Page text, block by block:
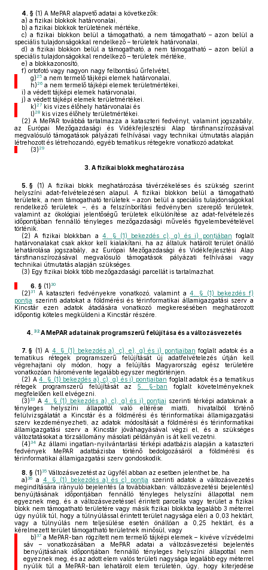
4. § (1) A MePAR alapvető adatai a következők:
a) a fizikai blokkok határvonalai,
b) a fizikai blokkok területének mértéke,
c) a fizikai blokkon belül a támogatható, a nem támogatható – azon belül a
speciális tulajdonságokkal rendelkező – területek határvonalai,
d) a fizikai blokkon belül a támogatható, a nem támogatható – azon belül a
speciális tulajdonságokkal rendelkező – területek mértéke,
e) a blokkazonosító,
f) ortofotó vagy nagyon nagy felbontású űrfelvétel,
g)25a nem termelő tájképi elemek határvonalai,
h)26a nem termelő tájképi elemek területmértékei,
i) a védett tájképi elemek határvonalai,
j) a védett tájképi elemek területmértékei.
k)27kis vizes élőhely határvonalai és
l)28kis vizes élőhely területmértékei.
(2) A MePAR továbbá tartalmazza a kataszteri fedvényt, valamint jogszabály,
az Európai Mezőgazdasági és Vidékfejlesztési Alap társfinanszírozásával
megvalósuló támogatások pályázati felhívásai vagy technikai útmutatás alapján
létrehozott és létrehozandó, egyéb tematikus rétegekre vonatkozó adatokat.
(3)29
3. A fizikai blokk meghatározása
5. § (1) A fizikai blokk meghatározása távérzékeléses és szükség szerint
helyszíni adat-felvételezésen alapul. A fizikai blokkon belül a támogatható
területek, a nem támogatható területek – azon belül a speciális tulajdonságokkal
rendelkező területek –, és a felszínborítási fedvényben szereplő területek,
valamint az ökológiai jelentőségű területek elkülönítése az adat-felvételezés
időpontjában fennálló tényleges mezőgazdasági művelés figyelembevételével
történik.
(2) A fizikai blokkban a4. § (1) bekezdés c), g) és i) pontjában foglalt
határvonalakat csak akkor kell kialakítani, ha az általuk határolt terület önálló
lehatárolása jogszabály, az Európai Mezőgazdasági és Vidékfejlesztési Alap
társfinanszírozásával megvalósuló támogatások pályázati felhívásai vagy
technikai útmutatás alapján szükséges.
(3) Egy fizikai blokk több mezőgazdasági parcellát is tartalmazhat.
6. §(1)30
(2)31 A kataszteri fedvényekre vonatkozó, valamint a4. § (1) bekezdés f)
pontja szerinti adatokat a földmérési és térinformatikai államigazgatási szerv a
Kincstár ezen adatok átadására vonatkozó megkeresésében meghatározott
időpontig köteles megküldeni a Kincstár részére.
4. 32 A MePAR adatainak programszerű felújítása és a változásvezetés
7. § (1) A 4. § (1) bekezdés a), c), e), g) és i) pontjaiban foglalt adatok és a
tematikus rétegek programszerű felújítását új adatfelvételezés útján kell
végrehajtani oly módon, hogy a felújítás Magyarország egész területére
vonatkozóan háromévente legalább egyszer megtörténjen.
(2) A4. § (1) bekezdés a), c), g) és i) pontjaiban foglalt adatok és a tematikus
rétegek programszerű felújítását az 5. §-ban foglalt követelményeknek
megfelelően kell elvégezni.
(3)33 A4. § (1) bekezdés a), c), g) és i) pontjai szerinti térképi adatoknak a
tényleges helyszíni állapottól való eltérése miatti, hivatalból történő
felülvizsgálatát a Kincstár és a földmérési és térinformatikai államigazgatási
szerv kezdeményezheti, az adatok módosítását a földmérési és térinformatikai
államigazgatási szerv a Kincstár jóváhagyásával végzi el, és a szükséges
változtatásokat a törzsállomány másolati példányán is át kell vezetni.
(4)34 Az állami ingatlan-nyilvántartási térképi adatbázis alapján a kataszteri
fedvények MePAR adatbázisba történő bedolgozásáról a földmérési és
térinformatikai államigazgatási szerv gondoskodik.
8. § (1)35 Változásvezetést az ügyfél abban az esetben jelenthet be, ha
a)36 a 4. § (1) bekezdés a) és c) pontja szerinti adatok a változásvezetés
megindítására irányuló bejelentés (a továbbiakban: változásvezetési bejelentés)
benyújtásának időpontjában fennálló tényleges helyszíni állapottal nem
egyeznek meg, és a változásvezetéssel érintett parcella vagy terület a fizikai
blokk nem támogatható területére vagy másik fizikai blokkba legalább 3 méterrel
úgy nyúlik túl, hogy a túlnyúlással érintett terület nagysága eléri a 0,03 hektárt,
vagy a túlnyúlás nem teljesülése esetén önállóan a 0,25 hektárt, és a
kérelmezett terület támogatható területnek minősül, vagy
b)37a MePAR-ban rögzített nem termelő tájképi elemek – kivéve vízvédelmi
sáv – vonatkozásában a MePAR adatai a változásvezetési bejelentés
benyújtásának időpontjában fennálló tényleges helyszíni állapottal nem
egyeznek meg, és az adott elem valós területi nagysága legalább egy méterrel
nyúlik túl a MePAR-ban lehatárolt elem területén, úgy, hogy kiterjedése